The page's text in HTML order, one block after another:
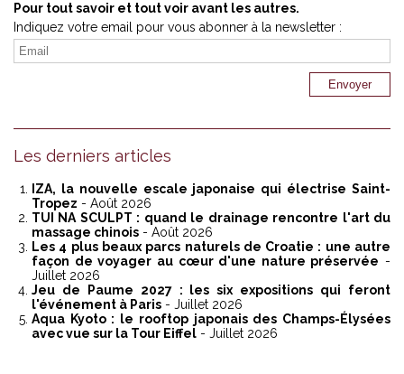
Pour tout savoir et tout voir avant les autres.
Indiquez votre email pour vous abonner à la newsletter :
Les derniers articles
IZA, la nouvelle escale japonaise qui électrise Saint-
Tropez - Août 2026
TUI NA SCULPT : quand le drainage rencontre l'art du
massage chinois - Août 2026
Les 4 plus beaux parcs naturels de Croatie : une autre
façon de voyager au cœur d'une nature préservée -
Juillet 2026
Jeu de Paume 2027 : les six expositions qui feront
l'événement à Paris - Juillet 2026
Aqua Kyoto : le rooftop japonais des Champs-Élysées
avec vue sur la Tour Eiffel - Juillet 2026